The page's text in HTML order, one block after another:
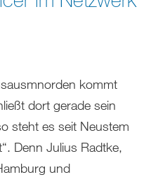
kommt
dort gerade sein
steht es seit Neustem
Denn Julius Radtke,
und